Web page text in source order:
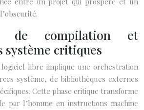
de compilation et
système critiques
logiciel libre implique une orchestration
système, de bibliothèques externes
Cette phase critique transforme
par l’homme en instructions machine